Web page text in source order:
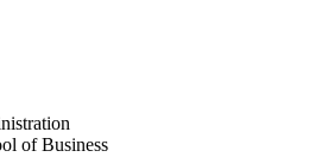
of Business